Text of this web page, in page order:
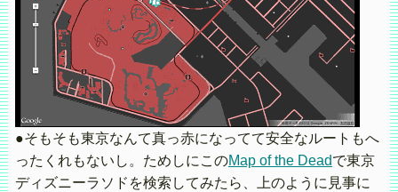
●そもそも東京なんて真っ赤になってて安全なルートもへ
ったくれもないし。ためしにこのMap of the Deadで東京
ディズニーラソドを検索してみたら、上のように見事に